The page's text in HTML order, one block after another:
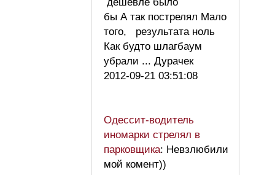
дешевле было
бы А так пострелял Мало
того, результата ноль
Как будто шлагбаум
убрали ... Дурачек
2012-09-21 03:51:08
Одессит-водитель
иномарки стрелял в
парковщика: Невзлюбили
мой комент))